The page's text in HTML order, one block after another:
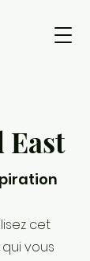
cet
vous